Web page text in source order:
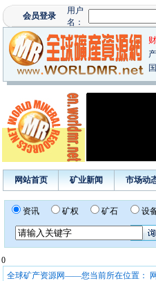
网站首页 矿业新闻 市场动
资讯 矿权 矿石 设
0
全球矿产资源网——您当前所在位置：